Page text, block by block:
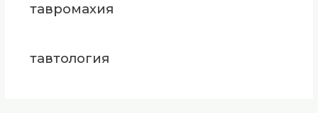
тавромахия
тавтология